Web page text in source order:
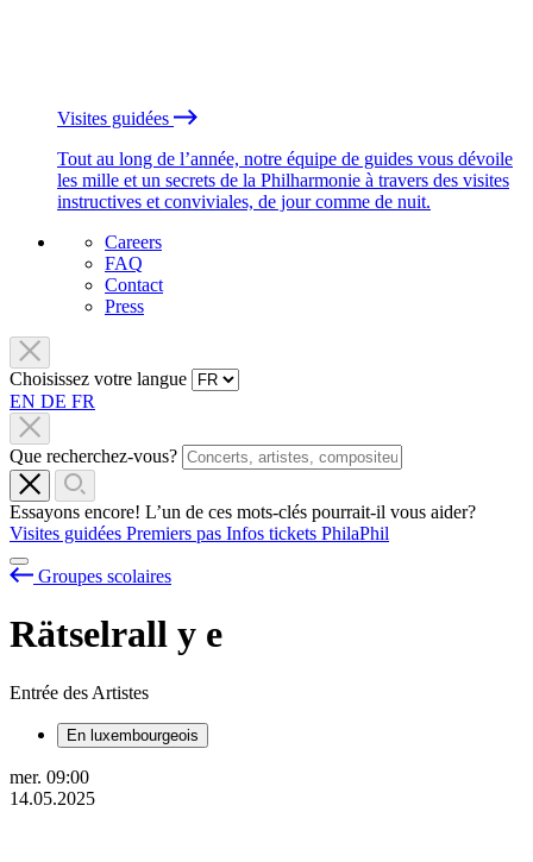
Visites guidées
Tout au long de l’année, notre équipe de guides vous dévoile
les mille et un secrets de la Philharmonie à travers des visites
instructives et conviviales, de jour comme de nuit.
Careers
FAQ
Contact
Press
Choisissez votre langue
EN DE FR
Que recherchez-vous?
Essayons encore! L’un de ces mots-clés pourrait-il vous aider?
Visites guidées Premiers pas Infos tickets PhilaPhil
Groupes scolaires
Rätselrall y e
Entrée des Artistes
En luxembourgeois
mer. 09:00
14.05.2025